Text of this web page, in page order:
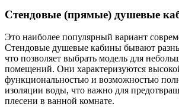
Стендовые (прямые) душевые
Это наиболее популярный вариант
Стендовые душевые кабины бывают
что позволяет выбрать модель для
помещений. Они характеризуются
функциональностью и возможностью
изоляции воды, что важно для
плесени в ванной комнате.